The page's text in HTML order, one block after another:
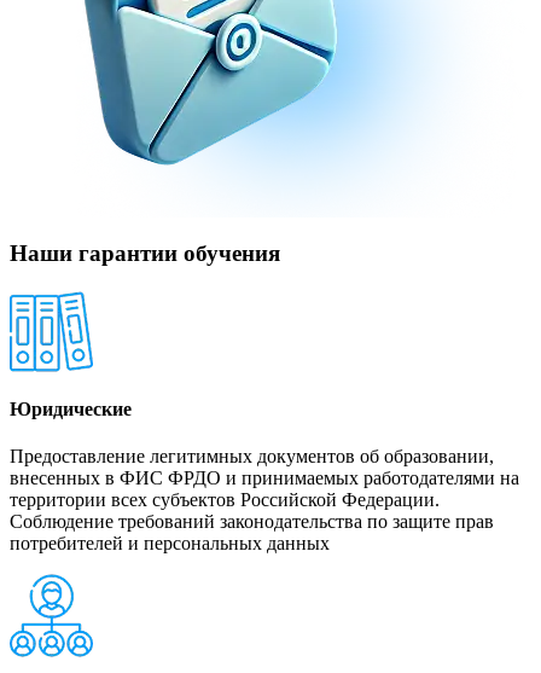
Наши гарантии обучения
Юридические
Предоставление легитимных документов об образовании,
внесенных в ФИС ФРДО и принимаемых работодателями на
территории всех субъектов Российской Федерации.
Соблюдение требований законодательства по защите прав
потребителей и персональных данных